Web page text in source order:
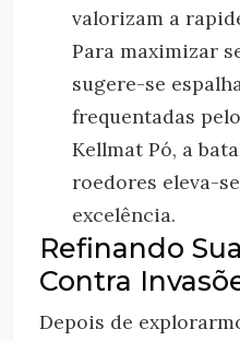
valorizam a
Para maximizar
sugere-se
frequentadas
Kellmat Pó, a
roedores eleva-
excelência.
Refinando
Contra
Depois de